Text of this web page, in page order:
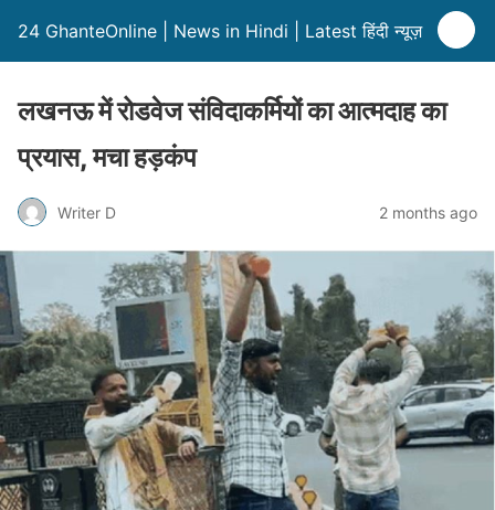
24 GhanteOnline | News in Hindi | Latest हिंदी न्यूज़
लखनऊ में रोडवेज संविदाकर्मियों का आत्मदाह का
प्रयास, मचा हड़कंप
Writer D 2 months ago